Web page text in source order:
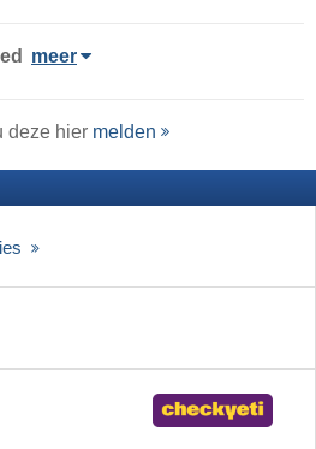
meer
deze hier melden